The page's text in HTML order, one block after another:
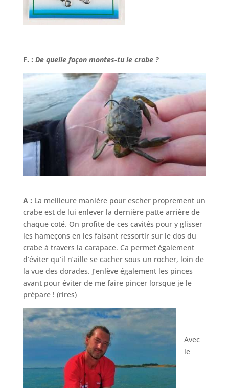
F. : De quelle façon montes-tu le crabe ?
A : La meilleure manière pour escher proprement un
crabe est de lui enlever la dernière patte arrière de
chaque coté. On profite de ces cavités pour y glisser
les hameçons en les faisant ressortir sur le dos du
crabe à travers la carapace. Ca permet également
d’éviter qu’il n’aille se cacher sous un rocher, loin de
la vue des dorades. J’enlève également les pinces
avant pour éviter de me faire pincer lorsque je le
prépare ! (rires)
Avec
le